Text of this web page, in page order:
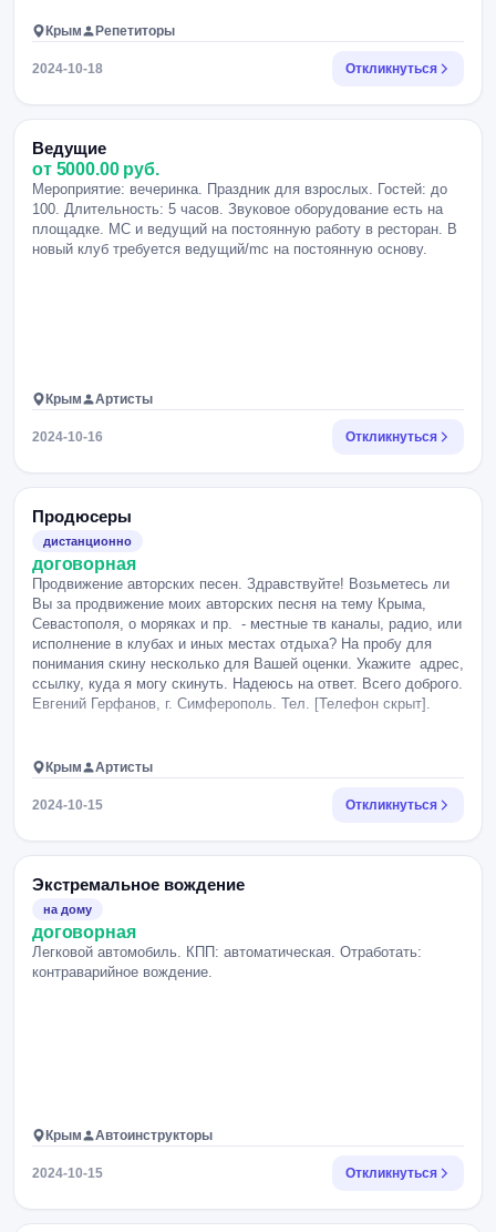
Крым Репетиторы
2024-10-18 Откликнуться
Ведущие
от 5000.00 руб.
Мероприятие: вечеринка. Праздник для взрослых. Гостей: до
100. Длительность: 5 часов. Звуковое оборудование есть на
площадке. MC и ведущий на постоянную работу в ресторан. В
новый клуб требуется ведущий/mc на постоянную основу.
Крым Артисты
2024-10-16 Откликнуться
Продюсеры
дистанционно
договорная
Продвижение авторских песен. Здравствуйте! Возьметесь ли
Вы за продвижение моих авторских песня на тему Крыма,
Севастополя, о моряках и пр. - местные тв каналы, радио, или
исполнение в клубах и иных местах отдыха? На пробу для
понимания скину несколько для Вашей оценки. Укажите адрес,
ссылку, куда я могу скинуть. Надеюсь на ответ. Всего доброго.
Евгений Герфанов, г. Симферополь. Тел. [Телефон скрыт].
Крым Артисты
2024-10-15 Откликнуться
Экстремальное вождение
на дому
договорная
Легковой автомобиль. КПП: автоматическая. Отработать:
контраварийное вождение.
Крым Автоинструкторы
2024-10-15 Откликнуться